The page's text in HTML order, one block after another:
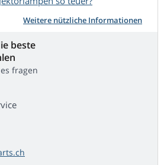
Weitere nützliche Informationen
beste
fragen